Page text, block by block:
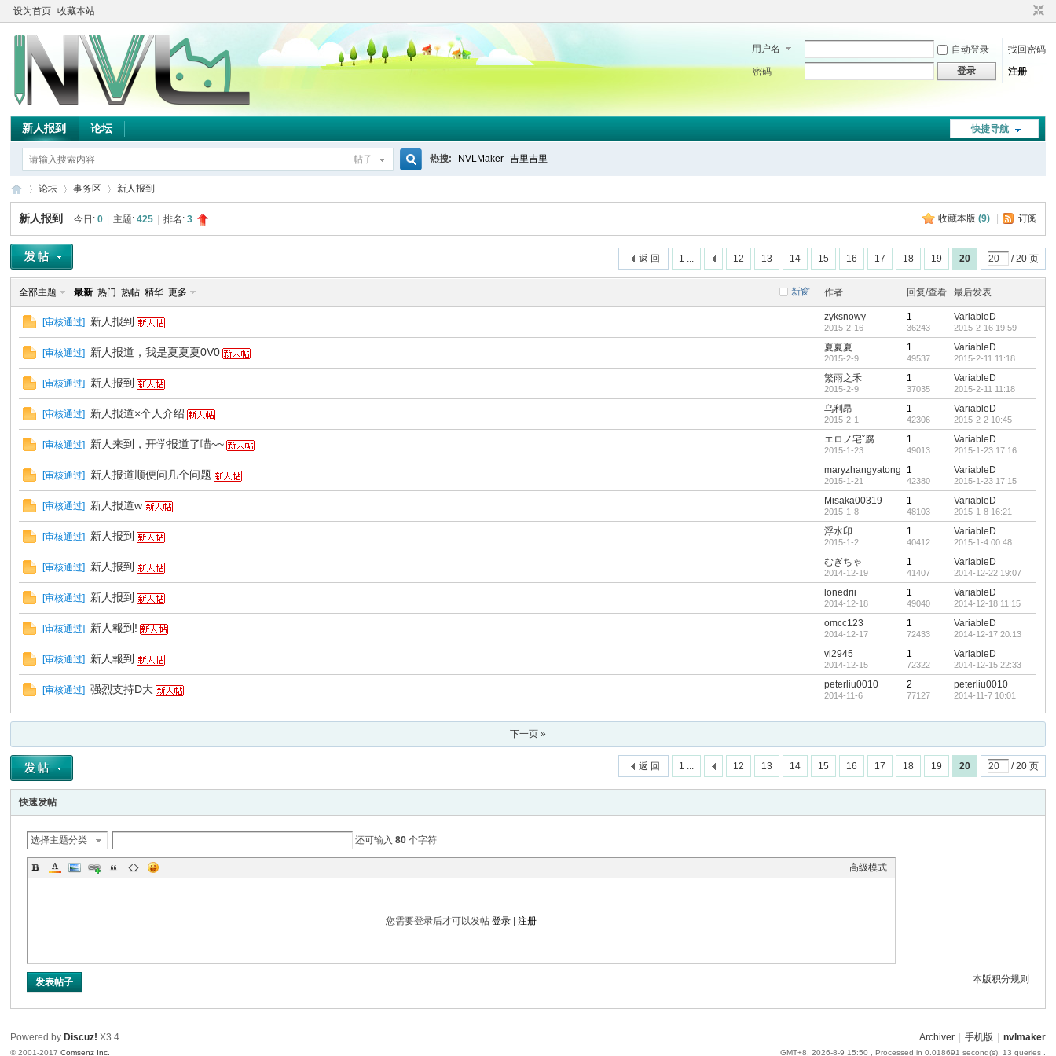
设为首页 收藏本站
用户名 自动登录
找回密码
密码
登录 注册
快捷导航
新人报到 论坛
帖子 热搜: NVLMaker 吉里吉里
TH
ak
»
论坛
›
事务区 新人报到
收藏本版 (9) 订阅
新人报到 今日:0 主题:425 排名:3
1 ... 12 13 14 15 16 17 18 19 20 / 20 页
返 回
新窗
全部主题 最新 热门 热帖 精华 更多 作者 回复/查看 最后发表
[审核通过] 新人报到 zyksnowy
2015-2-16
1
36243
VariableD
2015-2-16 19:59
[审核通过] 新人报道，我是夏夏夏0V0 夏夏夏
2015-2-9
1
49537
VariableD
2015-2-11 11:18
[审核通过] 新人报到 繁雨之禾
2015-2-9
1
37035
VariableD
2015-2-11 11:18
[审核通过] 新人报道×个人介绍 乌利昂
2015-2-1
1
42306
VariableD
2015-2-2 10:45
[审核通过] 新人来到，开学报道了喵~~ エロノ宅ˇ腐
2015-1-23
1
49013
VariableD
2015-1-23 17:16
[审核通过] 新人报道顺便问几个问题 maryzhangyatong
2015-1-21
1
42380
VariableD
2015-1-23 17:15
[审核通过] 新人报道w Misaka00319
2015-1-8
1
48103
VariableD
2015-1-8 16:21
[审核通过] 新人报到 浮水印
2015-1-2
1
40412
VariableD
2015-1-4 00:48
[审核通过] 新人报到 むぎちゃ
2014-12-19
1
41407
VariableD
2014-12-22 19:07
[审核通过] 新人报到 lonedrii
2014-12-18
1
49040
VariableD
2014-12-18 11:15
[审核通过] 新人報到! omcc123
2014-12-17
1
72433
VariableD
2014-12-17 20:13
[审核通过] 新人報到 vi2945
2014-12-15
1
72322
VariableD
2014-12-15 22:33
[审核通过] 强烈支持D大 peterliu0010
2014-11-6
2
77127
peterliu0010
2014-11-7 10:01
下一页 »
1 ... 12 13 14 15 16 17 18 19 20 / 20 页
返 回
快速发帖
选择主题分类 还可输入80 个字符
高级模式
您需要登录后才可以发帖 登录| 注册
本版积分规则
发表帖子
Archiver 手机版 nvlmaker
GMT+8, 2026-8-9 15:50 , Processed in 0.018691 second(s), 13 queries .
Powered by Discuz! X3.4
© 2001-2017Comsenz Inc.